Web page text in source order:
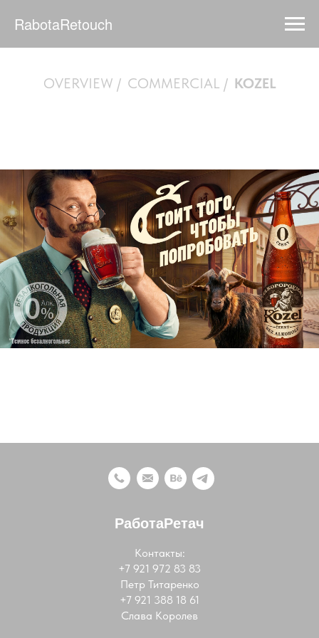
RabotaRetouch
OVERVIEW / COMMERCIAL / KOZEL
РаботаРетач
Контакты:
+7 921 972 83 83
Петр Титаренко
+7 921 388 18 61
Слава Королев